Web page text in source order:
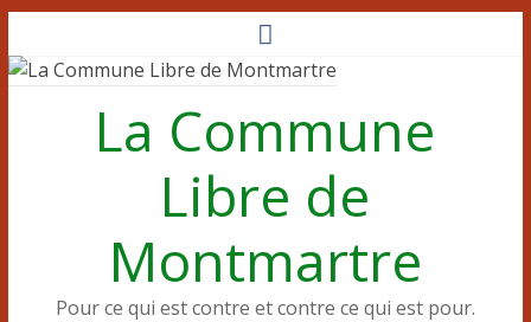
au
contenu
La Commune
Libre de
Montmartre
Pour ce qui est contre et contre ce qui est pour.